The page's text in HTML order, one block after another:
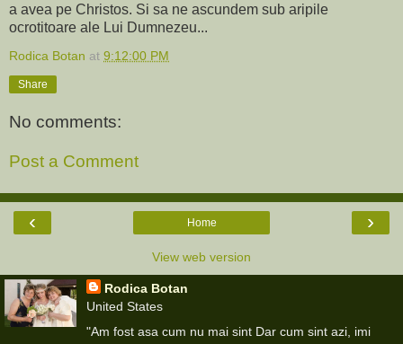
a avea pe Christos. Si sa ne ascundem sub aripile
ocrotitoare ale Lui Dumnezeu...
Rodica Botan at 9:12:00 PM
Share
No comments:
Post a Comment
‹ ›
Home
View web version
Rodica Botan
United States
"Am fost asa cum nu mai sint Dar cum sint azi, imi